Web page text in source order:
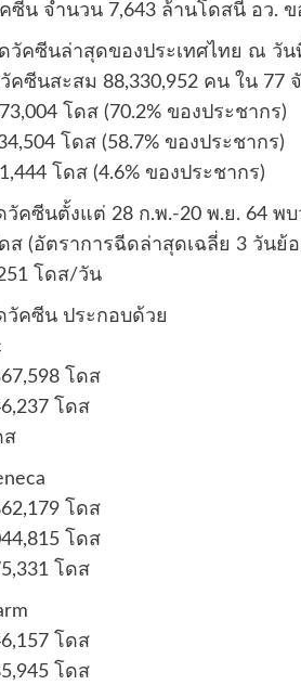
ซีน จำนวน 7,643 ล้านโดสนี้ อว.
วัคซีนล่าสุดของประเทศไทย ณ วัน
คซีนสะสม 88,330,952 คน ใน 77
โดส (70.2% ของประชากร)
โดส (58.7% ของประชากร)
โดส (4.6% ของประชากร)
วัคซีนตั้งแต่ 28 ก.พ.-20 พ.ย. 64 พ
ส (อัตราการฉีดล่าสุดเฉลี่ย 3 วัน
โดส/วัน
วัคซีน ประกอบด้วย
โดส
โดส
ส
โดส
โดส
โดส
โดส
โดส